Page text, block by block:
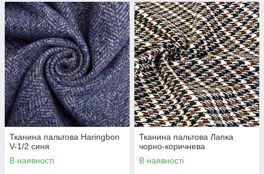
Тканина пальтова Haringbon
V-1/2 синя
В наявності
Тканина пальтова Лапка
чорно-коричнева
В наявності